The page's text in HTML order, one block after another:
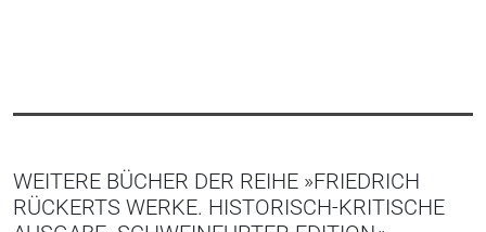
WEITERE BÜCHER DER REIHE »FRIEDRICH
RÜCKERTS WERKE. HISTORISCH-KRITISCHE